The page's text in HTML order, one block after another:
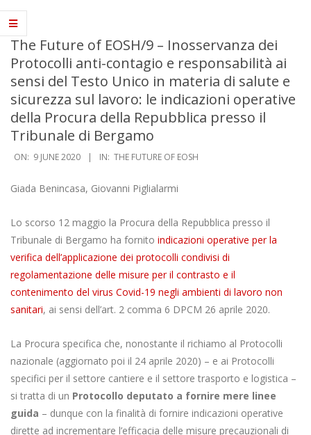
Navigation
Menu
The Future of EOSH/9 – Inosservanza dei
Protocolli anti-contagio e responsabilità ai
sensi del Testo Unico in materia di salute e
sicurezza sul lavoro: le indicazioni operative
della Procura della Repubblica presso il
Tribunale di Bergamo
ON: 9 JUNE 2020 IN: THE FUTURE OF EOSH
Giada Benincasa, Giovanni Piglialarmi
Lo scorso 12 maggio la Procura della Repubblica presso il
Tribunale di Bergamo ha fornito indicazioni operative per la
verifica dell’applicazione dei protocolli condivisi di
regolamentazione delle misure per il contrasto e il
contenimento del virus Covid-19 negli ambienti di lavoro non
sanitari, ai sensi dell’art. 2 comma 6 DPCM 26 aprile 2020.
La Procura specifica che, nonostante il richiamo al Protocolli
nazionale (aggiornato poi il 24 aprile 2020) – e ai Protocolli
specifici per il settore cantiere e il settore trasporto e logistica –
si tratta di un Protocollo deputato a fornire mere linee
guida – dunque con la finalità di fornire indicazioni operative
dirette ad incrementare l’efficacia delle misure precauzionali di